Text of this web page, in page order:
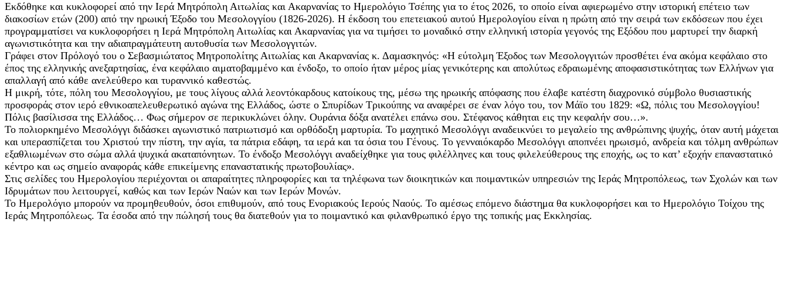
Εκδόθηκε και κυκλοφορεί από την Ιερά Μητρόπολη Αιτωλίας και Ακαρνανίας το Ημερολόγιο Τσέπης για το έτος 2026, το οποίο είναι αφιερωμένο στην ιστορική επέτειο των
διακοσίων ετών (200) από την ηρωική Έξοδο του Μεσολογγίου (1826-2026). Η έκδοση του επετειακού αυτού Ημερολογίου είναι η πρώτη από την σειρά των εκδόσεων που έχει
προγραμματίσει να κυκλοφορήσει η Ιερά Μητρόπολη Αιτωλίας και Ακαρνανίας για να τιμήσει το μοναδικό στην ελληνική ιστορία γεγονός της Εξόδου που μαρτυρεί την διαρκή
αγωνιστικότητα και την αδιαπραγμάτευτη αυτοθυσία των Μεσολογγιτών.
Γράφει στον Πρόλογό του ο Σεβασμιώτατος Μητροπολίτης Αιτωλίας και Ακαρνανίας κ. Δαμασκηνός: «Η εύτολμη Έξοδος των Μεσολογγιτών προσθέτει ένα ακόμα κεφάλαιο στο
έπος της ελληνικής ανεξαρτησίας, ένα κεφάλαιο αιματοβαμμένο και ένδοξο, το οποίο ήταν μέρος μίας γενικότερης και απολύτως εδραιωμένης αποφασιστικότητας των Ελλήνων για
απαλλαγή από κάθε ανελεύθερο και τυραννικό καθεστώς.
Η μικρή, τότε, πόλη του Μεσολογγίου, με τους λίγους αλλά λεοντόκαρδους κατοίκους της, μέσω της ηρωικής απόφασης που έλαβε κατέστη διαχρονικό σύμβολο θυσιαστικής
προσφοράς στον ιερό εθνικοαπελευθερωτικό αγώνα της Ελλάδος, ώστε ο Σπυρίδων Τρικούπης να αναφέρει σε έναν λόγο του, τον Μάϊο του 1829: «Ω, πόλις του Μεσολογγίου!
Πόλις βασίλισσα της Ελλάδος… Φως σήμερον σε περικυκλώνει όλην. Ουράνια δόξα ανατέλει επάνω σου. Στέφανος κάθηται εις την κεφαλήν σου…».
Το πολιορκημένο Μεσολόγγι διδάσκει αγωνιστικό πατριωτισμό και ορθόδοξη μαρτυρία. Το μαχητικό Μεσολόγγι αναδεικνύει το μεγαλείο της ανθρώπινης ψυχής, όταν αυτή μάχεται
και υπερασπίζεται του Χριστού την πίστη, την αγία, τα πάτρια εδάφη, τα ιερά και τα όσια του Γένους. Το γενναιόκαρδο Μεσολόγγι αποπνέει ηρωισμό, ανδρεία και τόλμη ανθρώπων
εξαθλιωμένων στο σώμα αλλά ψυχικά ακαταπόνητων. Το ένδοξο Μεσολόγγι αναδείχθηκε για τους φιλέλληνες και τους φιλελεύθερους της εποχής, ως το κατ’ εξοχήν επαναστατικό
κέντρο και ως σημείο αναφοράς κάθε επικείμενης επαναστατικής πρωτοβουλίας».
Στις σελίδες του Ημερολογίου περιέχονται οι απαραίτητες πληροφορίες και τα τηλέφωνα των διοικητικών και ποιμαντικών υπηρεσιών της Ιεράς Μητροπόλεως, των Σχολών και των
Ιδρυμάτων που λειτουργεί, καθώς και των Ιερών Ναών και των Ιερών Μονών.
Το Ημερολόγιο μπορούν να προμηθευθούν, όσοι επιθυμούν, από τους Ενοριακούς Ιερούς Ναούς. Το αμέσως επόμενο διάστημα θα κυκλοφορήσει και το Ημερολόγιο Τοίχου της
Ιεράς Μητροπόλεως. Τα έσοδα από την πώλησή τους θα διατεθούν για το ποιμαντικό και φιλανθρωπικό έργο της τοπικής μας Εκκλησίας.